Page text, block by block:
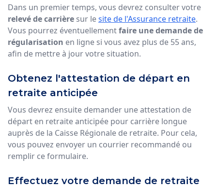
Dans un premier temps, vous devrez consulter votre
relevé de carrière sur lesite de l'Assurance retraite.
Vous pourrez éventuellementfaire une demande de
régularisation en ligne si vous avez plus de 55 ans,
afin de mettre à jour votre situation.
Obtenez l'attestation de départ en
retraite anticipée
Vous devrez ensuite demander une attestation de
départ en retraite anticipée pour carrière longue
auprès de la Caisse Régionale de retraite. Pour cela,
vous pouvez envoyer un courrier recommandé ou
remplir ce formulaire.
Effectuez votre demande de retraite